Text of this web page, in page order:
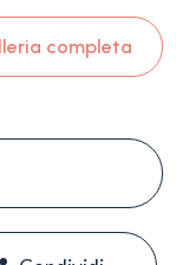
completa